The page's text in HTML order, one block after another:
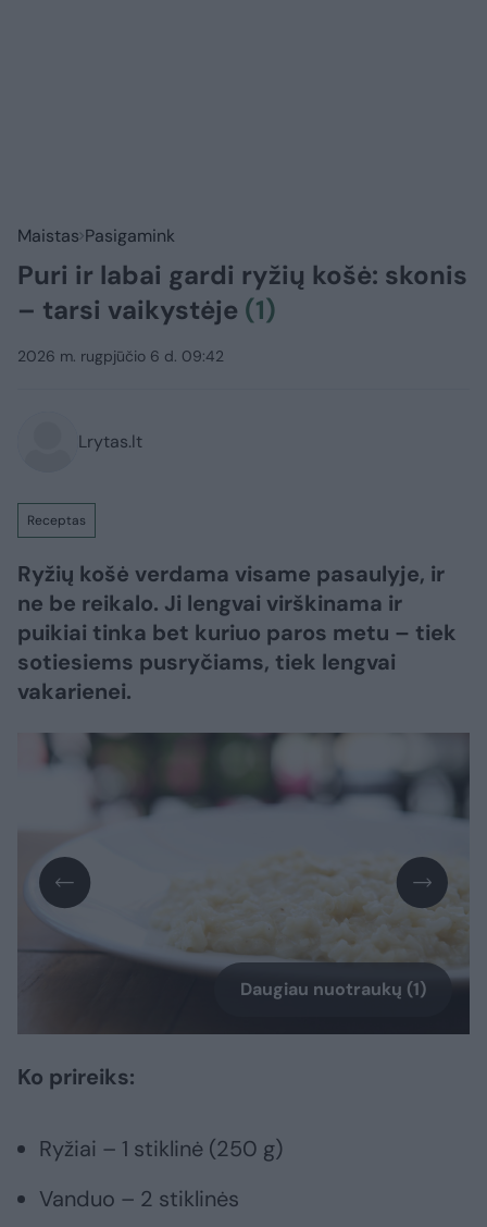
Maistas Pasigamink
Puri ir labai gardi ryžių košė: skonis
– tarsi vaikystėje (1)
2026 m. rugpjūčio 6 d. 09:42
Lrytas.lt
Receptas
Ryžių košė verdama visame pasaulyje, ir
ne be reikalo. Ji lengvai virškinama ir
puikiai tinka bet kuriuo paros metu – tiek
sotiesiems pusryčiams, tiek lengvai
vakarienei.
Daugiau nuotraukų (1)
Ko prireiks:
Ryžiai – 1 stiklinė (250 g)
Vanduo – 2 stiklinės